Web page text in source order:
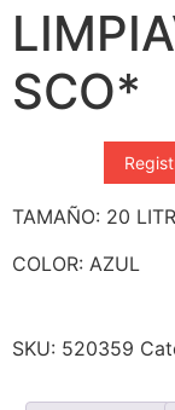
SCO*
TAMAÑO: 20
COLOR: AZUL
SKU: 520359